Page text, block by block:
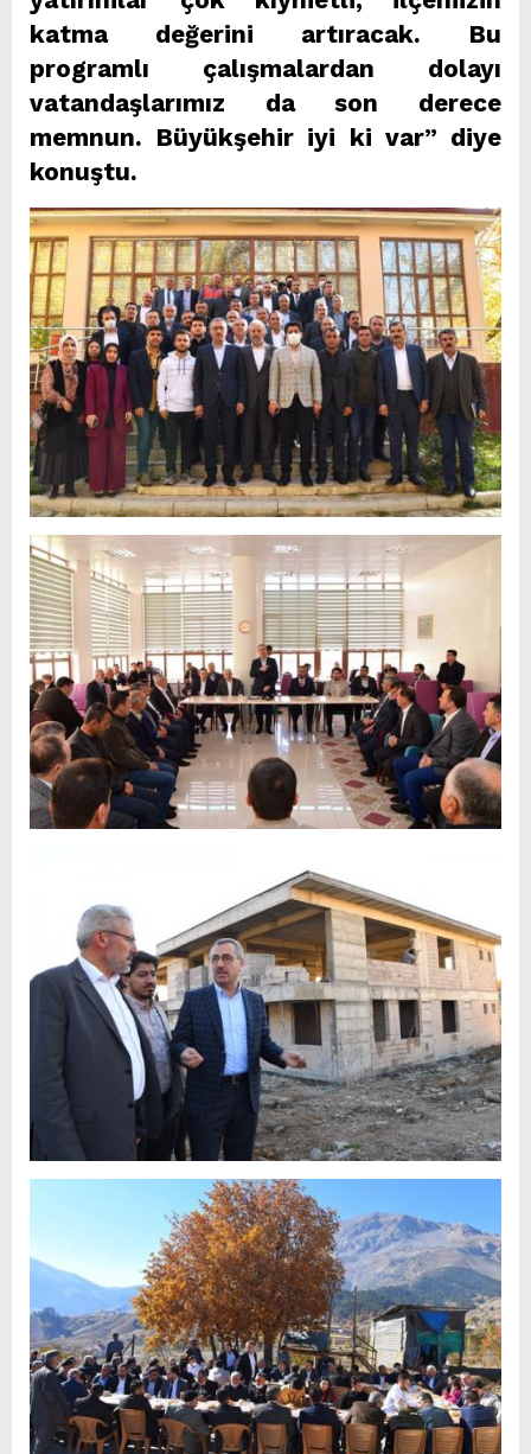
katma değerini artıracak. Bu
programlı çalışmalardan dolayı
vatandaşlarımız da son derece
memnun. Büyükşehir iyi ki var” diye
konuştu.